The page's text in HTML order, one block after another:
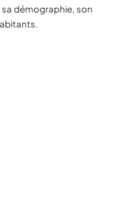
démographie, son